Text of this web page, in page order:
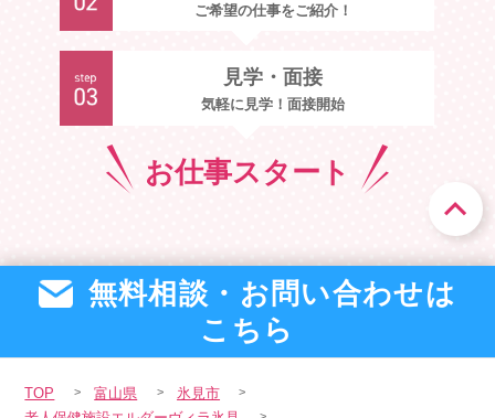
ご希望の仕事をご紹介！
見学・面接
気軽に見学！面接開始
お仕事スタート
無料相談・お問い合わせは
こちら
TOP 富山県
氷見市